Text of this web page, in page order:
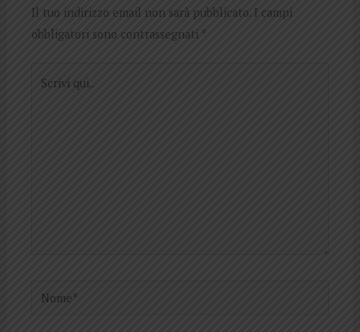
Il tuo indirizzo email non sarà pubblicato. I campi
obbligatori sono contrassegnati *
Nome*